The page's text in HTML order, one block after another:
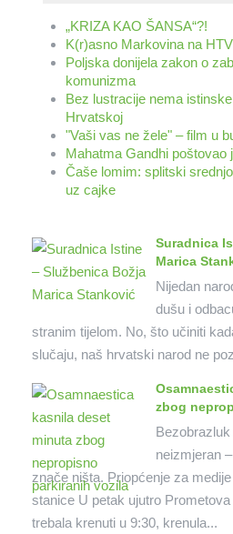
„KRIZA KAO ŠANSA“?!
K(r)asno Markovina na
Poljska donijela zakon o
komunizma
Bez lustracije nema
Hrvatskoj
"Vaši vas ne žele" – film u
Mahatma Gandhi poštovao
Čaše lomim: splitski
uz cajke
Suradnica
Marica
Nijedan
dušu i
stranim tijelom. No, što učiniti
slučaju, naš hrvatski narod ne
zbog
neizmjeran
znače ništa. Priopćenje za
stanice U petak ujutro
trebala krenuti u 9:30, krenula...